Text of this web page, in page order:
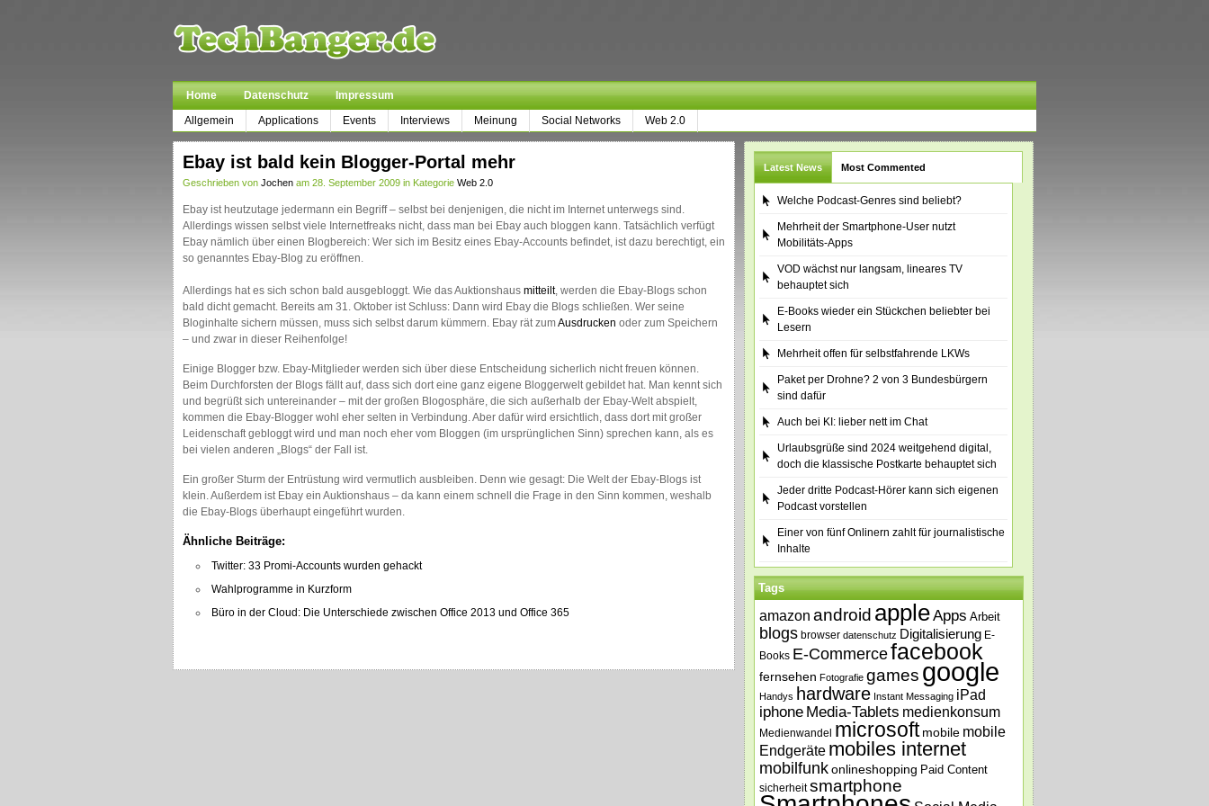
Home Datenschutz
Impressum
Allgemein
Applications Events Interviews Meinung Social Networks Web 2.0
Ebay ist bald kein Blogger-Portal mehr
Geschrieben von Jochen am 28. September 2009 in Kategorie Web 2.0
Ebay ist heutzutage jedermann ein Begriff – selbst bei denjenigen, die nicht im Internet unterwegs sind.
Allerdings wissen selbst viele Internetfreaks nicht, dass man bei Ebay auch bloggen kann. Tatsächlich verfügt
Ebay nämlich über einen Blogbereich: Wer sich im Besitz eines Ebay-Accounts befindet, ist dazu berechtigt, ein
so genanntes Ebay-Blog zu eröffnen.
Allerdings hat es sich schon bald ausgebloggt. Wie das Auktionshaus mitteilt, werden die Ebay-Blogs schon
bald dicht gemacht. Bereits am 31. Oktober ist Schluss: Dann wird Ebay die Blogs schließen. Wer seine
Bloginhalte sichern müssen, muss sich selbst darum kümmern. Ebay rät zumAusdrucken oder zum Speichern
– und zwar in dieser Reihenfolge!
Einige Blogger bzw. Ebay-Mitglieder werden sich über diese Entscheidung sicherlich nicht freuen können.
Beim Durchforsten der Blogs fällt auf, dass sich dort eine ganz eigene Bloggerwelt gebildet hat. Man kennt sich
und begrüßt sich untereinander – mit der großen Blogosphäre, die sich außerhalb der Ebay-Welt abspielt,
kommen die Ebay-Blogger wohl eher selten in Verbindung. Aber dafür wird ersichtlich, dass dort mit großer
Leidenschaft gebloggt wird und man noch eher vom Bloggen (im ursprünglichen Sinn) sprechen kann, als es
bei vielen anderen „Blogs“ der Fall ist.
Ein großer Sturm der Entrüstung wird vermutlich ausbleiben. Denn wie gesagt: Die Welt der Ebay-Blogs ist
klein. Außerdem ist Ebay ein Auktionshaus – da kann einem schnell die Frage in den Sinn kommen, weshalb
die Ebay-Blogs überhaupt eingeführt wurden.
Ähnliche Beiträge:
Twitter: 33 Promi-Accounts wurden gehackt
Wahlprogramme in Kurzform
Büro in der Cloud: Die Unterschiede zwischen Office 2013 und Office 365
Latest News Most Commented
Welche Podcast-Genres sind beliebt?
Mehrheit der Smartphone-User nutzt
Mobilitäts-Apps
VOD wächst nur langsam, lineares TV
behauptet sich
E-Books wieder ein Stückchen beliebter bei
Lesern
Mehrheit offen für selbstfahrende LKWs
Paket per Drohne? 2 von 3 Bundesbürgern
sind dafür
Auch bei KI: lieber nett im Chat
Urlaubsgrüße sind 2024 weitgehend digital,
doch die klassische Postkarte behauptet sich
Jeder dritte Podcast-Hörer kann sich eigenen
Podcast vorstellen
Einer von fünf Onlinern zahlt für journalistische
Inhalte
Tags
amazon android appleApps Arbeit
blogs browser datenschutz Digitalisierung E-
Books E-Commercefacebook
fernsehen Fotografie games google
Handys hardware Instant Messaging iPad
iphone Media-Tablets medienkonsum
Medienwandel microsoft mobile mobile
Endgeräte mobiles internet
mobilfunkonlineshopping Paid Content
sicherheit smartphone